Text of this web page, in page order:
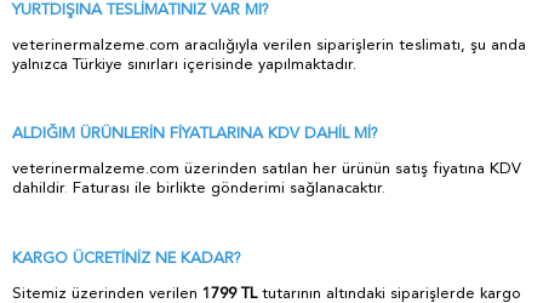
YURTDIŞINA TESLİMATINIZ VAR MI?
veterinermalzeme.com aracılığıyla verilen siparişlerin teslimatı, şu anda
yalnızca Türkiye sınırları içerisinde yapılmaktadır.
ALDIĞIM ÜRÜNLERİN FİYATLARINA KDV DAHİL Mİ?
veterinermalzeme.com üzerinden satılan her ürünün satış fiyatına KDV
dahildir. Faturası ile birlikte gönderimi sağlanacaktır.
KARGO ÜCRETİNİZ NE KADAR?
Sitemiz üzerinden verilen 1799 TLtutarının altındaki siparişlerde kargo